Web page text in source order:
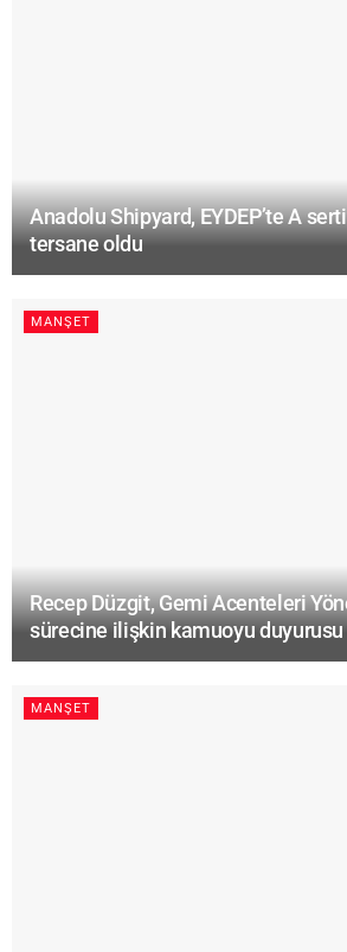
Anadolu Shipyard, EYDEP’te A
tersane oldu
MANŞET
Recep Düzgit, Gemi Acenteleri
sürecine ilişkin kamuoyu duyurusu
MANŞET